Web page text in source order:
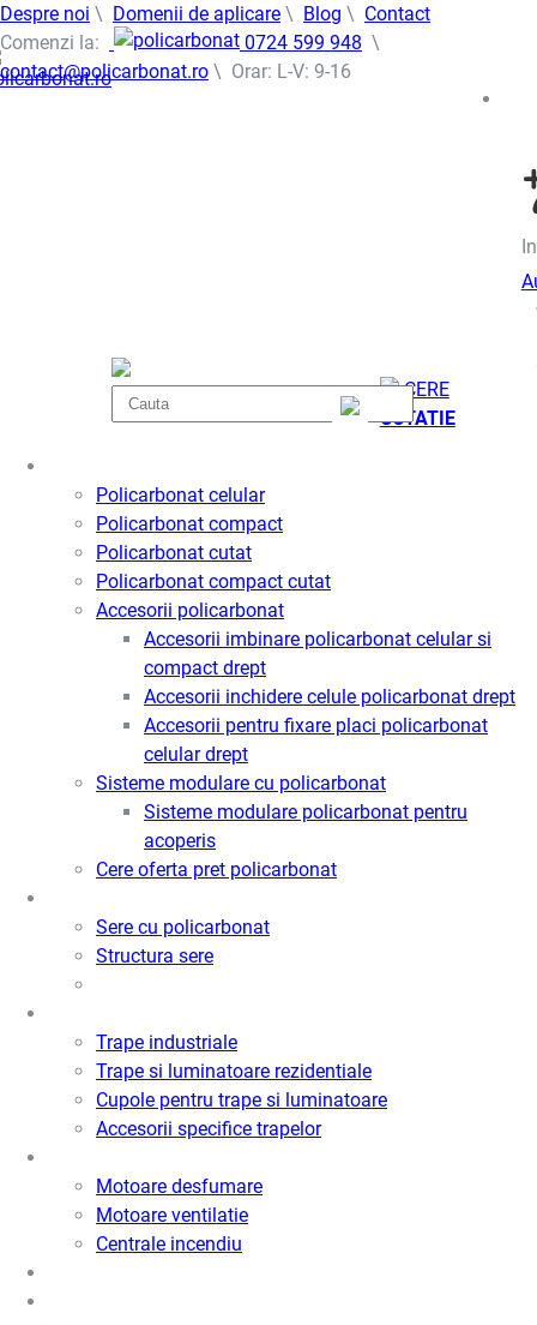
Despre noi \ Domenii de aplicare \ Blog \ Contact
Comenzi la:
0724 599 948 \
contact@policarbonat.ro \ Orar: L-V: 9-16
CERE
COTATIE
Policarbonat celular
Policarbonat compact
Policarbonat cutat
Policarbonat compact cutat
Accesorii policarbonat
Accesorii imbinare policarbonat celular si
compact drept
Accesorii inchidere celule policarbonat drept
Accesorii pentru fixare placi policarbonat
celular drept
Sisteme modulare cu policarbonat
Sisteme modulare policarbonat pentru
acoperis
Cere oferta pret policarbonat
Sere cu policarbonat
Structura sere
Trape industriale
Trape si luminatoare rezidentiale
Cupole pentru trape si luminatoare
Accesorii specifice trapelor
Motoare desfumare
Motoare ventilatie
Centrale incendiu